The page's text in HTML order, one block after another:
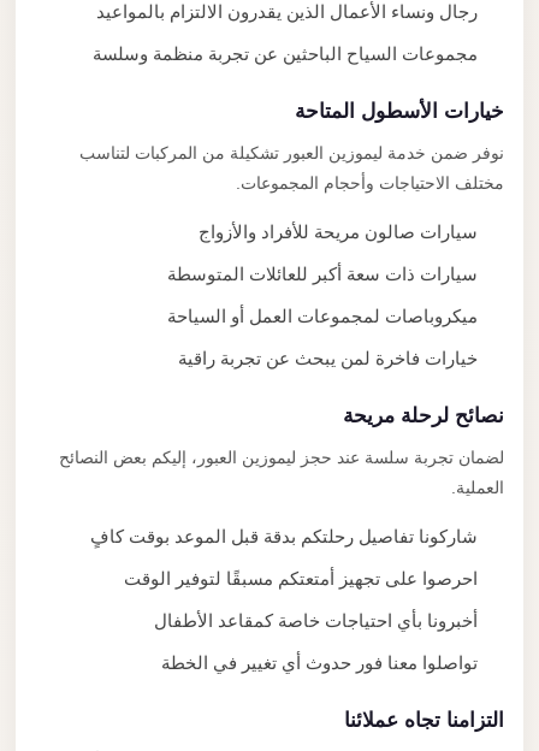
رجال ونساء الأعمال الذين يقدرون الالتزام بالمواعيد
مجموعات السياح الباحثين عن تجربة منظمة وسلسة
خيارات الأسطول المتاحة
نوفر ضمن خدمة ليموزين العبور تشكيلة من المركبات لتناسب
مختلف الاحتياجات وأحجام المجموعات.
سيارات صالون مريحة للأفراد والأزواج
سيارات ذات سعة أكبر للعائلات المتوسطة
ميكروباصات لمجموعات العمل أو السياحة
خيارات فاخرة لمن يبحث عن تجربة راقية
نصائح لرحلة مريحة
لضمان تجربة سلسة عند حجز ليموزين العبور، إليكم بعض النصائح
العملية.
شاركونا تفاصيل رحلتكم بدقة قبل الموعد بوقت كافٍ
احرصوا على تجهيز أمتعتكم مسبقًا لتوفير الوقت
أخبرونا بأي احتياجات خاصة كمقاعد الأطفال
تواصلوا معنا فور حدوث أي تغيير في الخطة
التزامنا تجاه عملائنا